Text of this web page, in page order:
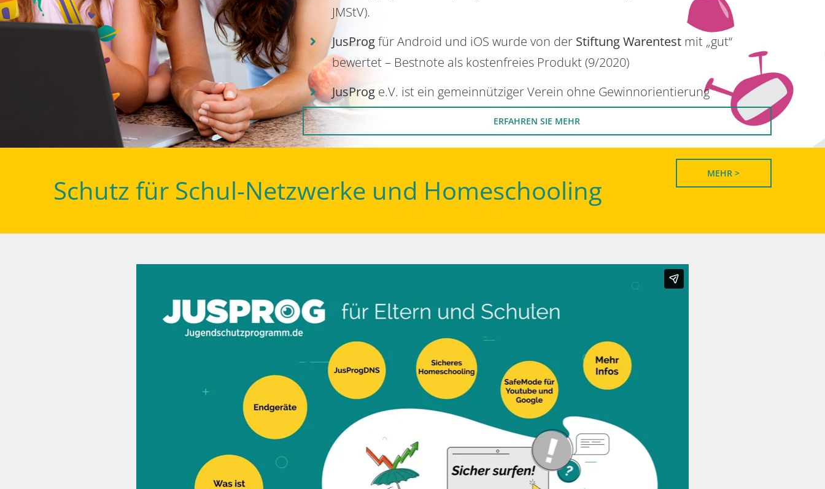
JMStV).
JusProgfür Android und iOS wurde von der Stiftung Warentestmit „gut“
bewertet – Bestnote als kostenfreies Produkt (9/2020)
JusProge.V. ist ein gemeinnütziger Verein ohne Gewinnorientierung
ERFAHREN SIE MEHR
Schutz für Schul-Netzwerke und Homeschooling
MEHR >